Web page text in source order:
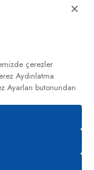
×
çerezler
Aydınlatma
Ayarları butonundan